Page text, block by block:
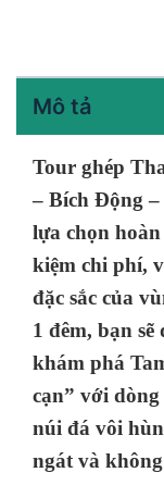
Mô tả
Tour ghép
– Bích Động
lựa chọn
kiệm chi phí,
đặc sắc của
1 đêm, bạn
khám phá
cạn” với
núi đá vôi
ngát và